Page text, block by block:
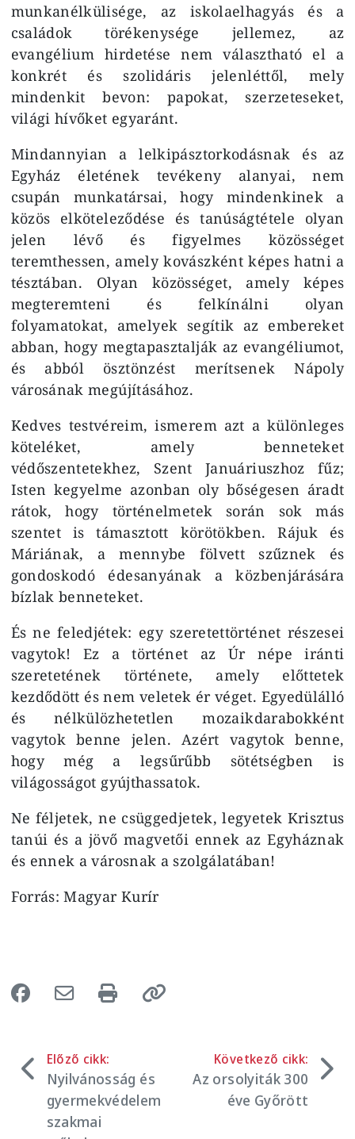
munkanélkülisége, az iskolaelhagyás és a
családok törékenysége jellemez, az
evangélium hirdetése nem választható el a
konkrét és szolidáris jelenléttől, mely
mindenkit bevon: papokat, szerzeteseket,
világi hívőket egyaránt.
Mindannyian a lelkipásztorkodásnak és az
Egyház életének tevékeny alanyai, nem
csupán munkatársai, hogy mindenkinek a
közös elköteleződése és tanúságtétele olyan
jelen lévő és figyelmes közösséget
teremthessen, amely kovászként képes hatni a
tésztában. Olyan közösséget, amely képes
megteremteni és felkínálni olyan
folyamatokat, amelyek segítik az embereket
abban, hogy megtapasztalják az evangéliumot,
és abból ösztönzést merítsenek Nápoly
városának megújításához.
Kedves testvéreim, ismerem azt a különleges
köteléket, amely benneteket
védőszentetekhez, Szent Januáriuszhoz fűz;
Isten kegyelme azonban oly bőségesen áradt
rátok, hogy történelmetek során sok más
szentet is támasztott körötökben. Rájuk és
Máriának, a mennybe fölvett szűznek és
gondoskodó édesanyának a közbenjárására
bízlak benneteket.
És ne feledjétek: egy szeretettörténet részesei
vagytok! Ez a történet az Úr népe iránti
szeretetének története, amely előttetek
kezdődött és nem veletek ér véget. Egyedülálló
és nélkülözhetetlen mozaikdarabokként
vagytok benne jelen. Azért vagytok benne,
hogy még a legsűrűbb sötétségben is
világosságot gyújthassatok.
Ne féljetek, ne csüggedjetek, legyetek Krisztus
tanúi és a jövő magvetői ennek az Egyháznak
és ennek a városnak a szolgálatában!
Forrás: Magyar Kurír
Előző cikk:
Nyilvánosság és
gyermekvédelem
szakmai
Következő cikk:
Az orsolyiták 300
éve Győrött